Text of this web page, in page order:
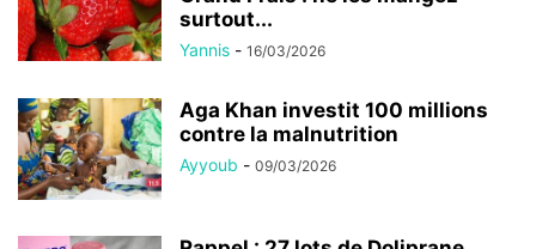
surtout...
Yannis - 16/03/2026
Aga Khan investit 100 millions
contre la malnutrition
Ayyoub - 09/03/2026